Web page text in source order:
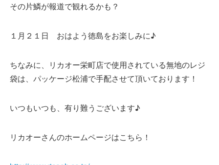
その片鱗が報道で観れるかも？
１月２１日 おはよう徳島をお楽しみに♪
ちなみに、リカオー栄町店で使用されている無地のレジ
袋は、パッケージ松浦で手配させて頂いております！
いつもいつも、有り難うございます♪
リカオーさんのホームページはこちら！